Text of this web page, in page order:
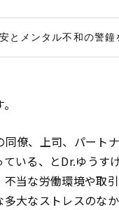
僚、上司、パート
いる、とDr.ゆうす
当な労働環境や取
大なストレスのなか